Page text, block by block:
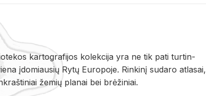
kar­to­gra­fi­jos ko­lek­ci­ja yra ne tik pati tur­tin­
įdo­miau­sių Rytų Eu­ro­po­je. Rin­ki­nį su­da­ro at­la­sai,
že­mių pla­nai bei brė­ži­niai.